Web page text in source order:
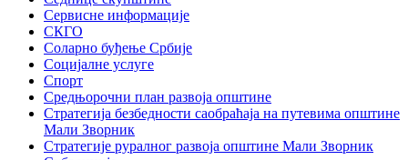
Сервисне информације
СКГО
Соларно буђење Србије
Социјалне услуге
Спорт
Средњорочни план развоја општине
Стратегија безбедности саобраћаја на путевима општине
Мали Зворник
Стратегије руралног развоја општине Мали Зворник